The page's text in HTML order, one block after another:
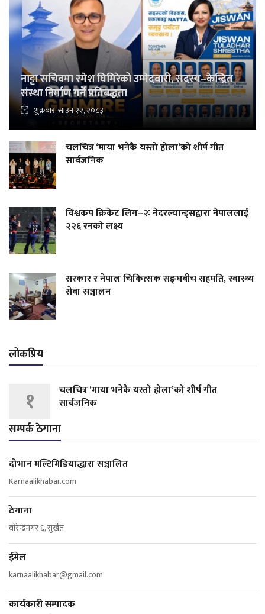
नाट्टा सचिवमा रमेश घिमिरेको उम्मेदवारी, सदस्य–केन्द्रित
संस्था निर्माण गर्ने प्रतिबद्धता
शुक्रबार, साउन २२, २०८३
चलचित्र ‘माया भनेकै यस्तो होला’को शीर्ष गीत
सार्वजनिक
विश्वकप क्रिकेट लिग–२ः नेदरल्यान्ड्सद्वारा नेपाललाई
२२६ रनको लक्ष्य
सरकार र नेपाल चिकित्सक सङ्घबीच सहमति, स्वास्थ्य
सेवा सञ्चालन
लोकप्रिय
१
चलचित्र ‘माया भनेकै यस्तो होला’को शीर्ष गीत
सार्वजनिक
सम्पर्क ठेगाना
दोभान मल्टिमिडियाद्धारा सञ्चालित
Karnaalikhabar.com
ठेगाना
वीरेन्द्रनगर ६, सुर्खेत
ईमेल
karnaalikhabar@gmail.com
कार्यकारी सम्पादक